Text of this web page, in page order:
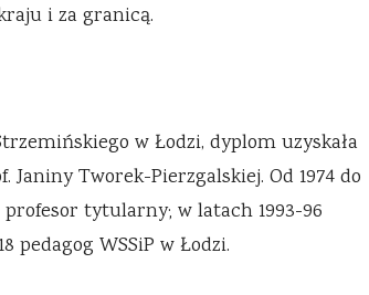
i za granicą.
w Łodzi, dyplom uzyskała
Tworek-Pierzgalskiej. Od 1974 do
profesor tytularny; w latach 1993-96
pedagog WSSiP w Łodzi.